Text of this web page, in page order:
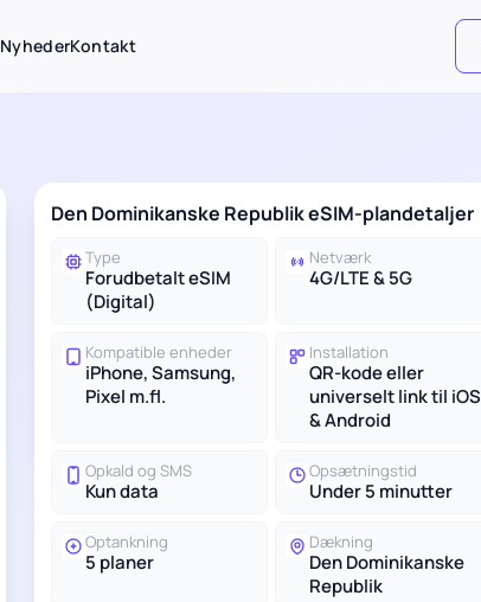
NyhederKontakt
Den Dominikanske Republik eSIM-plandetaljer
Type
Forudbetalt eSIM
(Digital)
Netværk
4G/LTE & 5G
Kompatible enheder
iPhone, Samsung,
Pixel m.fl.
Installation
QR-kode eller
universelt link til iOS
& Android
Opkald og SMS
Kun data
Opsætningstid
Under 5 minutter
Optankning
5 planer
Dækning
Den Dominikanske
Republik